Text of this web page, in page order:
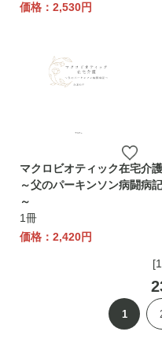
価格：2,530円
マクロビオティック在宅介護
～父のパーキンソン病闘病記
～
1冊
価格：2,420円
1